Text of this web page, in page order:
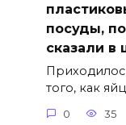
посуды,
сказали в
того, как
0 35